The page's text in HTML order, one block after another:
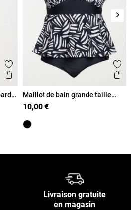
Ajouter aux favoris
Aperçu rapide
Maillot de bain grande taille
femme
10,00 €
Livraison gratuite
en magasin